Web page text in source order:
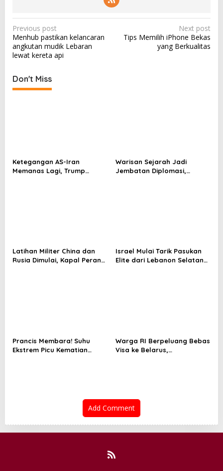
P
o
s
n
t
Previous post
Menhub pastikan kelancaran
angkutan mudik Lebaran
lewat kereta api
Next post
Tips Memilih iPhone Bekas
yang Berkualitas
Don't Miss
Ketegangan AS-Iran
Memanas Lagi, Trump
Warisan Sejarah Jadi
Jembatan Diplomasi,
Latihan Militer China dan
Rusia Dimulai, Kapal Perang
Israel Mulai Tarik Pasukan
Elite dari Lebanon Selatan
Prancis Membara! Suhu
Ekstrem Picu Kematian
Warga RI Berpeluang Bebas
Visa ke Belarus,
Add Comment